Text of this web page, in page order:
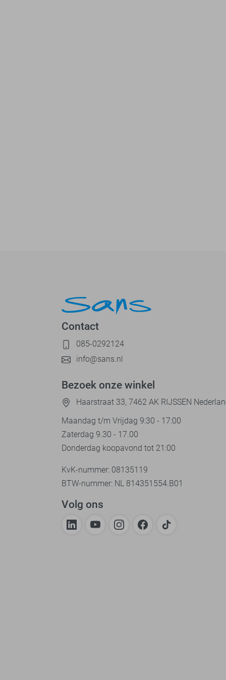
Contact
085-0292124
info@sans.nl
Bezoek onze winkel
Haarstraat 33, 7462 AK RIJSSEN
Maandag t/m Vrijdag 9:30 - 17:00
Zaterdag 9.30 - 17.00
Donderdag koopavond tot 21:00
KvK-nummer: 08135119
BTW-nummer: NL 814351554.B01
Volg ons